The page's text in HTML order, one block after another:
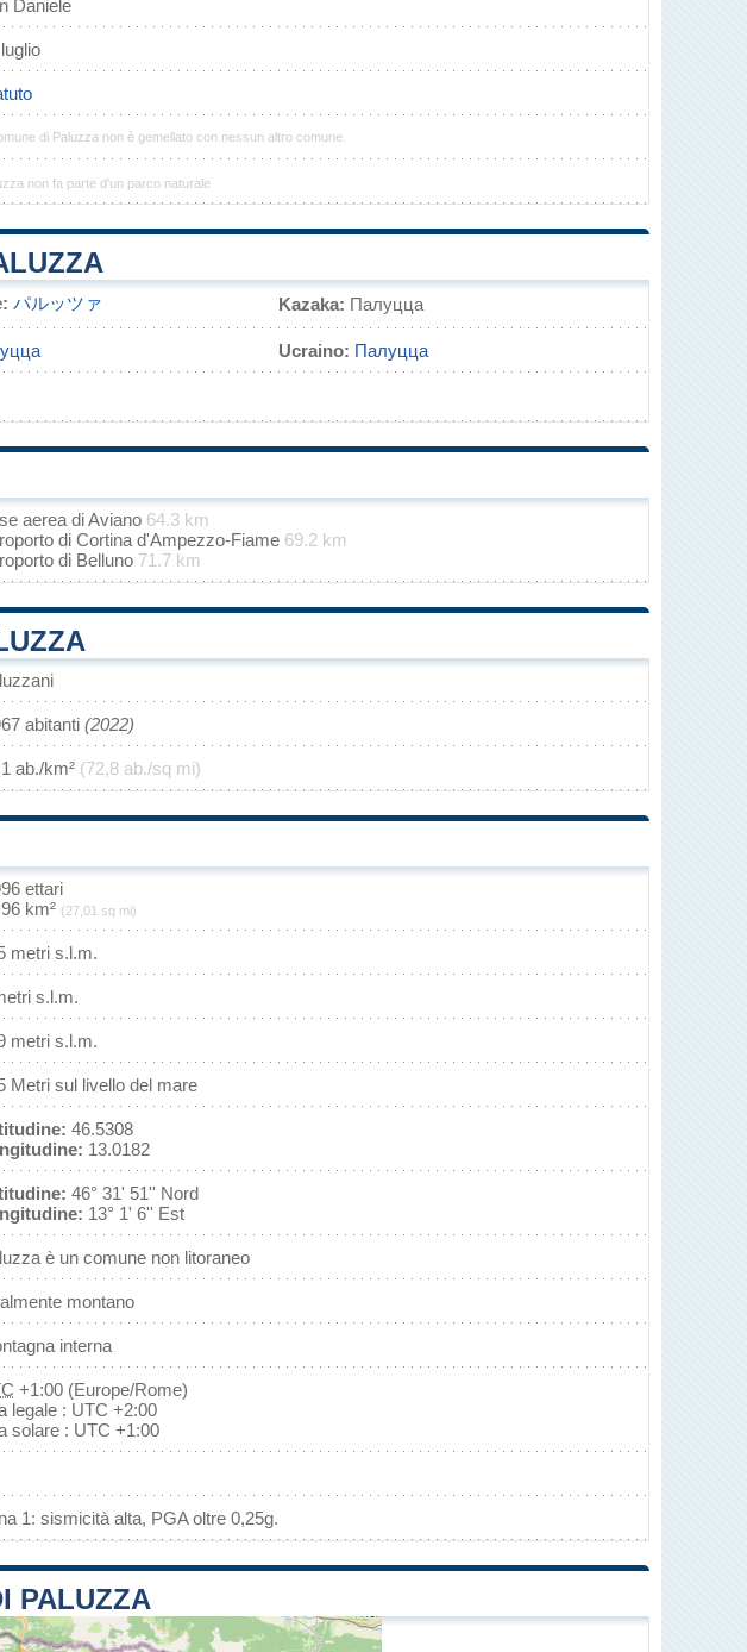
Daniele
di Paluzza non è gemellato con nessun altro comune.
non fa parte d'un parco naturale
パルッツァ Kazaka: Палуцца
Ucraino: Палуцца
aerea di Aviano 64.3 km
di Cortina d'Ampezzo-Fiame 69.2 km
di Belluno 71.7 km
abitanti (2022)
ab./km² (72,8 ab./sq mi)
ettari
km² (27,01 sq mi)
metri s.l.m.
s.l.m.
metri s.l.m.
Metri sul livello del mare
46.5308
13.0182
46° 31' 51'' Nord
13° 1' 6'' Est
è un comune non litoraneo
montano
interna
+1:00 (Europe/Rome)
legale : UTC +2:00
solare : UTC +1:00
1: sismicità alta, PGA oltre 0,25g.
PALUZZA